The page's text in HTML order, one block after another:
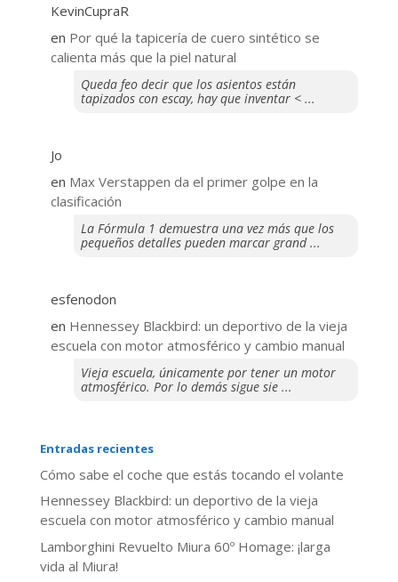
KevinCupraR
en Por qué la tapicería de cuero sintético se
calienta más que la piel natural
Queda feo decir que los asientos están
tapizados con escay, hay que inventar < ...
Jo
en Max Verstappen da el primer golpe en la
clasificación
La Fórmula 1 demuestra una vez más que los
pequeños detalles pueden marcar grand ...
esfenodon
en Hennessey Blackbird: un deportivo de la vieja
escuela con motor atmosférico y cambio manual
Vieja escuela, únicamente por tener un motor
atmosférico. Por lo demás sigue sie ...
Entradas recientes
​Cómo sabe el coche que estás tocando el volante
Hennessey Blackbird: un deportivo de la vieja
escuela con motor atmosférico y cambio manual
Lamborghini Revuelto Miura 60º Homage: ¡larga
vida al Miura!